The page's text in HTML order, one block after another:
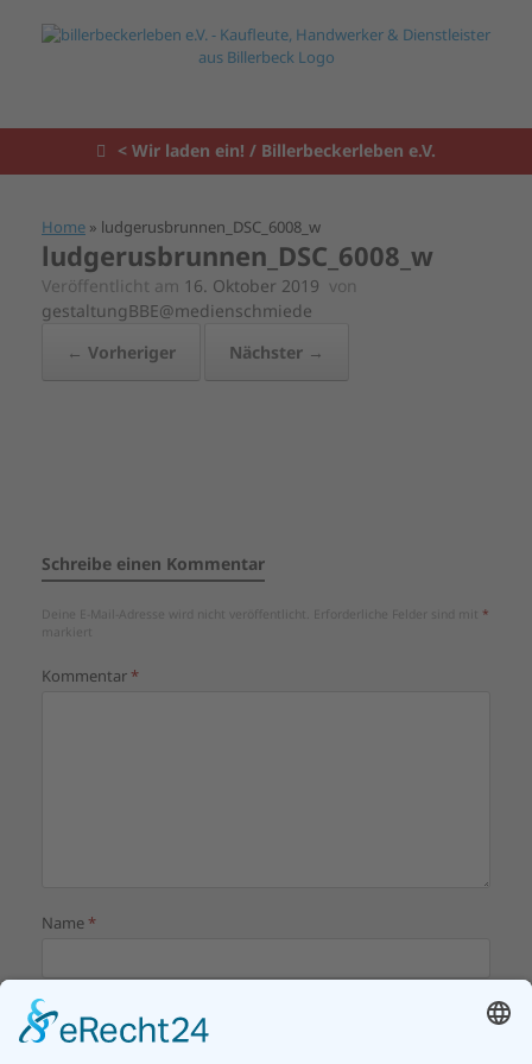
< Wir laden ein! / Billerbeckerleben e.V.
Home » ludgerusbrunnen_DSC_6008_w
ludgerusbrunnen_DSC_6008_w
Veröffentlicht am 16. Oktober 2019 von
gestaltungBBE@medienschmiede
← Vorheriger
Nächster →
Schreibe einen Kommentar
Deine E-Mail-Adresse wird nicht veröffentlicht. Erforderliche Felder sind mit *
markiert
Kommentar*
Name*
E-Mail-Adresse